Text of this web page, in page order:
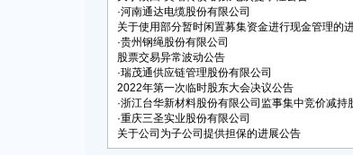
·河南通达电缆股份有限公司
关于使用部分暂时闲置募集资金进行现金管理的
·贵州钢绳股份有限公司
股票交易异常波动公告
·瑞茂通供应链管理股份有限公司
2022年第一次临时股东大会决议公告
·浙江台华新材料股份有限公司监事集中竞价减持
·重庆三圣实业股份有限公司
关于公司为子公司提供担保的进展公告